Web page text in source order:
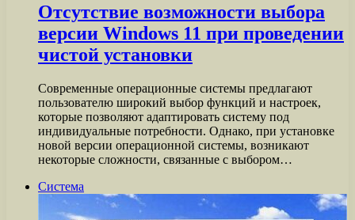
Отсутствие возможности выбора
версии Windows 11 при проведении
чистой установки
Современные операционные системы предлагают
пользователю широкий выбор функций и настроек,
которые позволяют адаптировать систему под
индивидуальные потребности. Однако, при установке
новой версии операционной системы, возникают
некоторые сложности, связанные с выбором…
Система